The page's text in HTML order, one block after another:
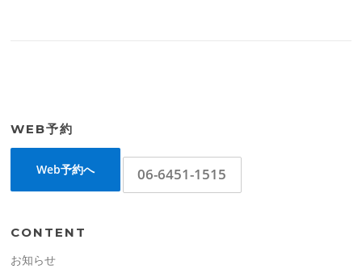
WEB予約
Web予約へ 06-6451-1515
CONTENT
お知らせ